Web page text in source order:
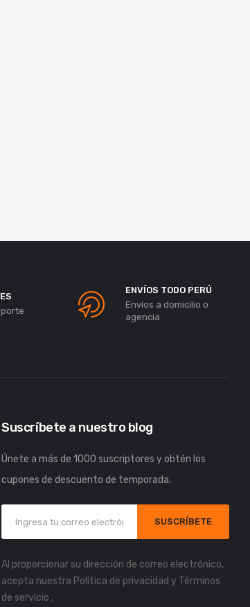
ENVÍOS TODO PERÚ
Envíos a domicilio o
agencia
Suscríbete a nuestro blog
Únete a más de 1000 suscriptores y obtén los
cupones de descuento de temporada.
SUSCRÍBETE
Al proporcionar su dirección de correo electrónico,
acepta nuestra Política de privacidad y Términos
de servicio .